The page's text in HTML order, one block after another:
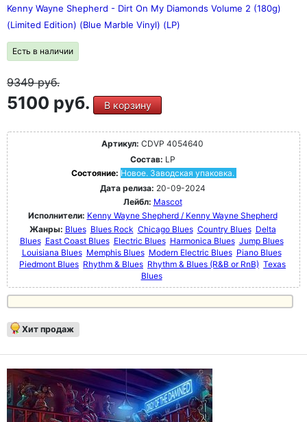
Kenny Wayne Shepherd - Dirt On My Diamonds Volume 2 (180g)
(Limited Edition) (Blue Marble Vinyl) (LP)
Есть в наличии
9349руб.
5100 руб. В корзину
Артикул: CDVP 4054640
Состав: LP
Состояние: Новое. Заводская упаковка.
Дата релиза: 20-09-2024
Лейбл: Mascot
Исполнители: Kenny Wayne Shepherd / Kenny Wayne Shepherd
Жанры: Blues Blues Rock Chicago Blues Country Blues Delta
Blues East Coast Blues Electric Blues Harmonica Blues Jump Blues
Louisiana Blues Memphis Blues Modern Electric Blues Piano Blues
Piedmont Blues Rhythm & Blues Rhythm & Blues (R&B or RnB) Texas
Blues
Хит продаж